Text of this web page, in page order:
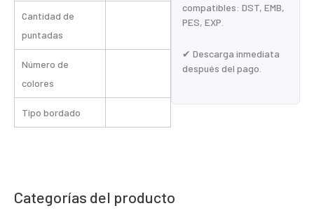
Cantidad de
puntadas
Número de
colores
Tipo bordado
compatibles: DST, EMB,
PES, EXP.
✔ Descarga inmediata
después del pago.
Categorías del producto